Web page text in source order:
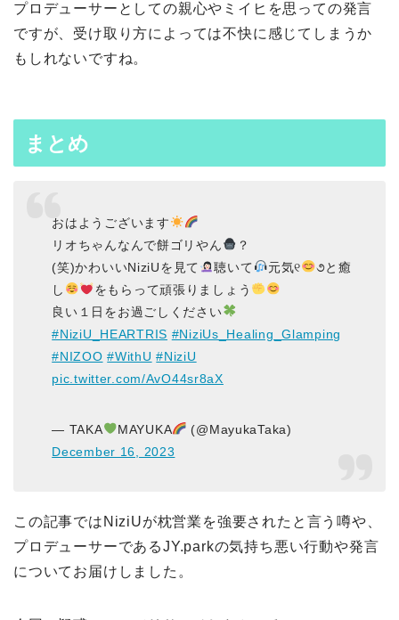
プロデューサーとしての親心やミイヒを思っての発言
ですが、受け取り方によっては不快に感じてしまうか
もしれないですね。
まとめ
おはようございます
リオちゃんなんで餅ゴリやん
？
(笑)かわいいNiziUを見て
聴いて 元気୧
૭と癒
し
をもらって頑張りましょう
良い１日をお過ごしください
#NiziU_HEARTRIS #NiziUs_Healing_Glamping
#NIZOO #WithU #NiziU
pic.twitter.com/AvO44sr8aX
— TAKA MAYUKA
(@MayukaTaka)
December 16, 2023
この記事ではNiziUが枕営業を強要されたと言う噂や、
プロデューサーであるJY.parkの気持ち悪い行動や発言
についてお届けしました。